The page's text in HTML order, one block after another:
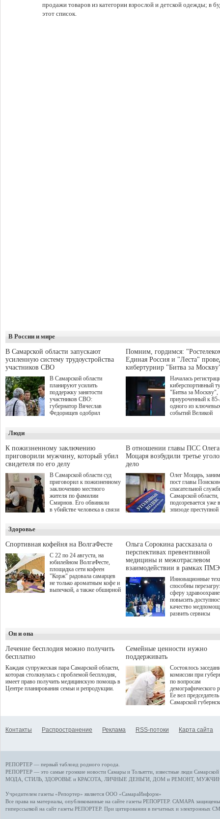
продажи товаров из категории взрослой и детской одежды; в
этот список.
В России и мире
В Самарской области запускают
усиленную систему трудоустройства
участников СВО
В Самарской области
планируют усилить
поддержку занятости
участников СВО:
губернатор Вячеслав
Федорищев одобрил
Живайкина, направленные
на трудоустройство и более
спокойную адаптацию к
мирной жизни.
Помним, гордимся:
Единая Россия и "Леста"
кибертурнир "Битва за
Началась
киберспортивный
"Битва за Москву",
приуроченный к
одного из
событий Великой
игре "Мир танков"
выступили
партия "Единая
игровая студия
Люди
К пожизненному заключению
приговорили мужчину, который убил
свидетеля по его делу
В Самарской области суд
приговорил к пожизненному
заключению местного
жителя по фамилии
Смирнов. Его обвиняли
в убийстве человека в связи
В отношении главы ПСС Олега
Моцаря возбудили третье
дело
Олег Моцарь,
пост главы
спасательной
Самарской области,
подозревается уже
эпизоде преступной
а сам он
Здоровье
Спортивная кофейня на ВолгаФесте
С 22 по 24 августа, на
юбилейном ВолгаФесте,
площадка сети кофеен
"Корж" радовала самарцев
не только ароматным кофе и
выпечкой, а также обширной
Ольга Сорокина рассказала о
перспективах превентивной
медицины и межотраслевом
взаимодействии в рамках
Инновационные
способны
сферу
повысить
качество
развить сервисы
определенными
К ним можно
возникающие при
данными
более динамичного
проникновения
сегмент
отраслевое
рассказала Ольга
ходе сессии
качества жизни" в
ПМЭФ 2025. В
РФ Михаил
представители
Государственной
Он и она
Лечение бесплодия можно получить
бесплатно
Каждая супружеская пара Самарской области,
которая столкнулась с проблемой бесплодия,
имеет право получить медицинскую помощь в
Центре планирования семьи и репродукции.
Семейные ценности нужно
поддерживать
Состоялось
комиссии при
по вопросам
демографического
Ее вел председатель
Самарской
Контакты Распространение Реклама RSS-потоки Карта сайта
РЕПОРТЕР — первый таблоид родного города.
РЕПОРТЕР — это самые громкие новости Самары и Тольятти, известные люди
МОДА, СТИЛЬ ЗДОРОВЬЕ и КРАСОТА ЛИЧНЫЕ ДЕНЬГИ ДОМ и РЕМОНТ,
Учредителем газеты «Репортер» является ООО «СамараИнформ»
Все права на материалы, опубликованные на сайте газеты РЕПОРТЕР. САМАРА защищены.
гиперссылкой на сайт газеты РЕПОРТЕР. При цитировании в печатных и электронных